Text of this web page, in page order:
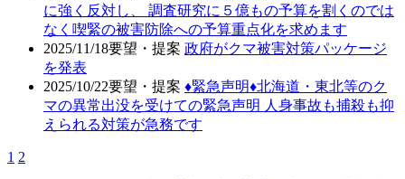
に強く反対し、 調査研究に５億もの予算を割くのでは
なく喫緊の被害防除への予算重点化を求めます
2025/11/18要望・提案 政府がクマ被害対策パッケージ
を発表
2025/10/22要望・提案 ♦️緊急声明♦️北海道・東北等のク
マの異常出没を受けての緊急声明 人身事故も捕殺も抑
えられる対策が急務です
1 2